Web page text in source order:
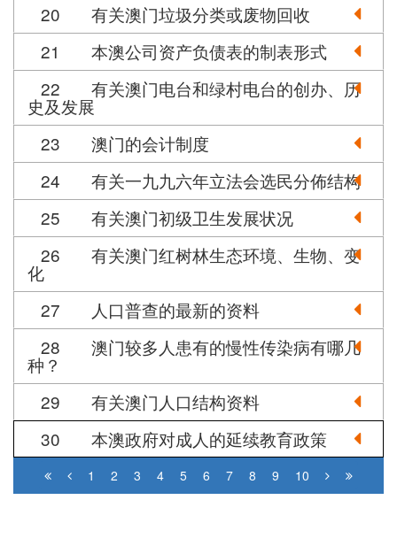
20
有关澳门垃圾分类或废物回收
21
本澳公司资产负债表的制表形式
22
有关澳门电台和绿村电台的创办、历
史及发展
23
澳门的会计制度
24
有关一九九六年立法会选民分佈结构
25
有关澳门初级卫生发展状况
26
有关澳门红树林生态环境、生物、变
化
27
人口普查的最新的资料
28
澳门较多人患有的慢性传染病有哪几
种？
29
有关澳门人口结构资料
30
本澳政府对成人的延续教育政策
1 2 3 4 5 6 7 8 9 10